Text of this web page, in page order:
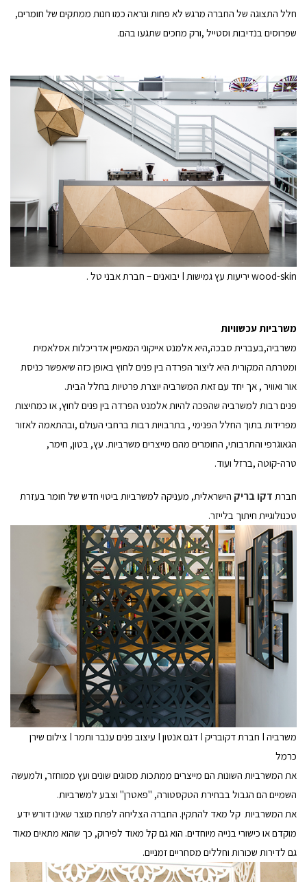
חלל התצוגה של החברה מרגש לא פחות ונראה כמו חנות ממתקים של חומרים,
שפרוסים בנדיבות וסטייל ,ורק מחכים שתגעו בהם.
wood-skin יריעות עץ גמישות I יבואנים – חברת אבני טל .
משרביות עכשוויות
משרביה,בעברית סבכה,היא אלמנט אייקוני המאפיין אדריכלות אסלאמית
ומטרתה המקורית היא ליצור הפרדה בין פנים לחוץ באופן כזה שיאפשר כניסת
אור ואוויר , אך יחד עם זאת המשרביה יוצרת פרטיות בחלל הבית.
פנים רבות למשרביה שהפכה להיות אלמנט הפרדה בין פנים לחוץ, או כמחיצות
מפרידות בתוך החלל הפנימי , בתרבויות רבות ברחבי העולם ,ובהתאמה לאזור
הגאוגרפי והתרבותי, החומרים מהם מייצרים משרביות. עץ, בטון, חימר,
טרה-קוטה ,ברזל ועוד.
חברת דקו בריק הישראלית, מעניקה למשרביות ביטוי חדש של חומר בעזרת
טכנולוגיית חיתוך בלייזר.
משרביה I חברת דקובריק I דגם אנטון I עיצוב פנים ענבר ותמר I צילום שירן
כרמל
את המשרביות השונות הם מייצרים ממתכות מסוגים שונים ועץ ממוחזר, ולמעשה
השמיים הם הגבול בבחירת הטקסטורה, "פאטרן" וצבע למשרביות.
את המשרביות קל מאד להתקין. החברה הצליחה לפתח מוצר שאינו דורש ידע
מוקדם או כישורי בנייה מיוחדים. הוא גם קל מאוד לפירוק, כך שהוא מתאים מאוד
גם לדירות שכורות וחללים מסחריים זמניים.